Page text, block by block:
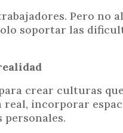
Pero no
soportar las
crear culturas
incorporar